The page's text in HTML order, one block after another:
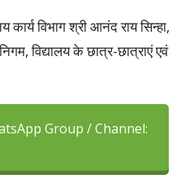
विभाग श्री आनंद राय सिन्हा,
विद्यालय के छात्र-छात्राएं एवं
Group / Channel: